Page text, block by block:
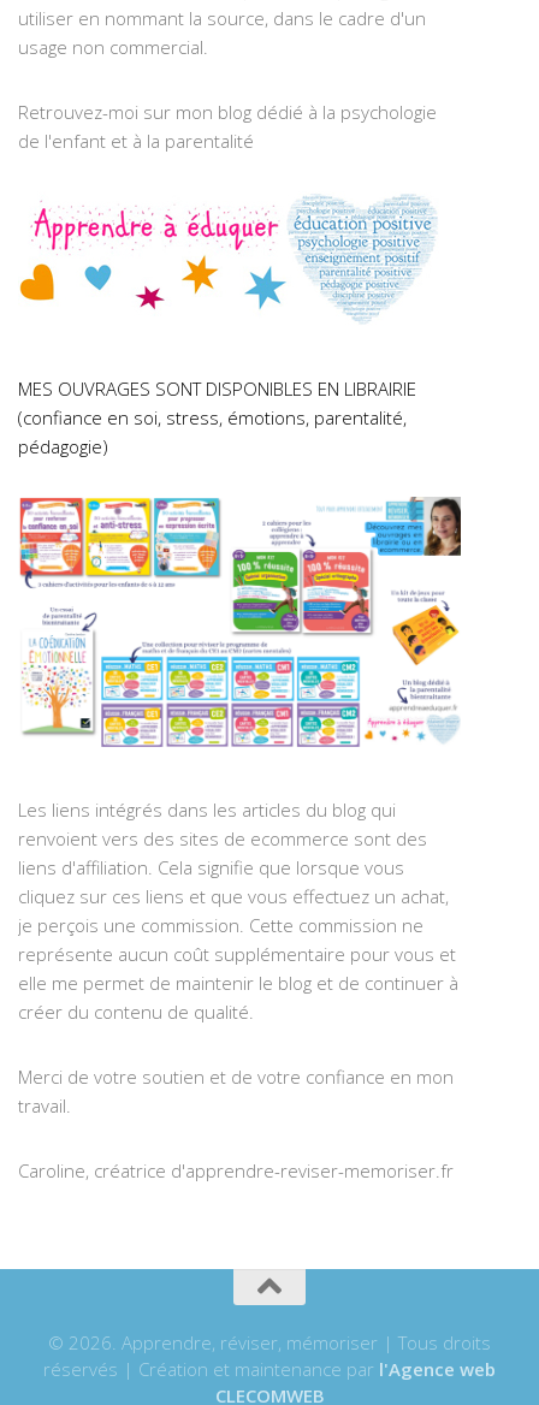
utiliser en nommant la source, dans le cadre d'un
usage non commercial.
Retrouvez-moi sur mon blog dédié à la psychologie
de l'enfant et à la parentalité
MES OUVRAGES SONT DISPONIBLES EN LIBRAIRIE
(confiance en soi, stress, émotions, parentalité,
pédagogie)
Les liens intégrés dans les articles du blog qui
renvoient vers des sites de ecommerce sont des
liens d'affiliation. Cela signifie que lorsque vous
cliquez sur ces liens et que vous effectuez un achat,
je perçois une commission. Cette commission ne
représente aucun coût supplémentaire pour vous et
elle me permet de maintenir le blog et de continuer à
créer du contenu de qualité.
Merci de votre soutien et de votre confiance en mon
travail.
Caroline, créatrice d'apprendre-reviser-memoriser.fr
© 2026. Apprendre, réviser, mémoriser | Tous droits
réservés | Création et maintenance par l'Agence web
CLECOMWEB